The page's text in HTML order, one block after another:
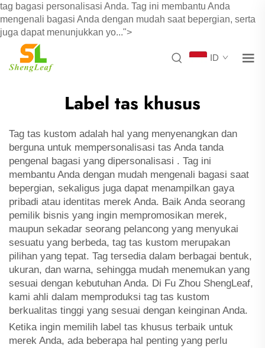
tag bagasi personalisasi Anda. Tag ini membantu Anda
mengenali bagasi Anda dengan mudah saat bepergian, serta
juga dapat menunjukkan yo...">
ID
Label tas khusus
Tag tas kustom adalah hal yang menyenangkan dan
berguna untuk mempersonalisasi tas Anda tanda
pengenal bagasi yang dipersonalisasi . Tag ini
membantu Anda dengan mudah mengenali bagasi saat
bepergian, sekaligus juga dapat menampilkan gaya
pribadi atau identitas merek Anda. Baik Anda seorang
pemilik bisnis yang ingin mempromosikan merek,
maupun sekadar seorang pelancong yang menyukai
sesuatu yang berbeda, tag tas kustom merupakan
pilihan yang tepat. Tag tersedia dalam berbagai bentuk,
ukuran, dan warna, sehingga mudah menemukan yang
sesuai dengan kebutuhan Anda. Di Fu Zhou ShengLeaf,
kami ahli dalam memproduksi tag tas kustom
berkualitas tinggi yang sesuai dengan keinginan Anda.
Ketika ingin memilih label tas khusus terbaik untuk
merek Anda, ada beberapa hal penting yang perlu